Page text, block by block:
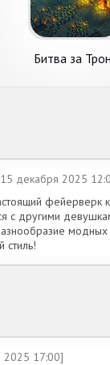
Битва за Трон
декабря 2025
фейерверк
с другими
модных
стиль!
2025 17:00]